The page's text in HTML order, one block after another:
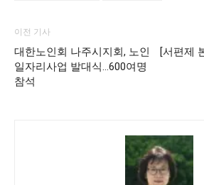
이전 기사
대한노인회 나주시지회, 노인
일자리사업 발대식…600여명
참석
[서편제